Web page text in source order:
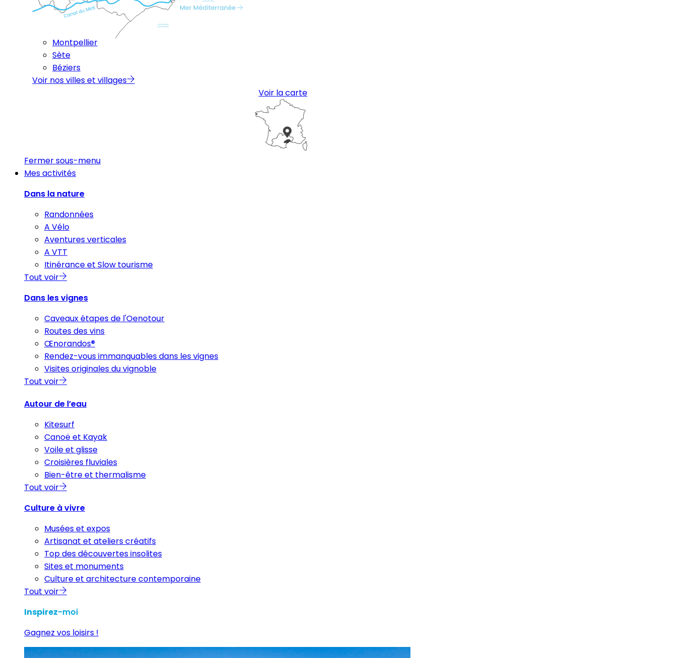
Montpellier
Sète
Béziers
Voir nos villes et villages
Voir la carte
Fermer sous-menu
Mes activités
Dans la nature
Randonnées
A Vélo
Aventures verticales
A VTT
Itinérance et Slow tourisme
Tout voir
Dans les vignes
Caveaux étapes de l'Oenotour
Routes des vins
Œnorandos®
Rendez-vous immanquables dans les vignes
Visites originales du vignoble
Tout voir
Autour de l’eau
Kitesurf
Canoë et Kayak
Voile et glisse
Croisières fluviales
Bien-être et thermalisme
Tout voir
Culture à vivre
Musées et expos
Artisanat et ateliers créatifs
Top des découvertes insolites
Sites et monuments
Culture et architecture contemporaine
Tout voir
Inspirez-moi
Gagnez vos loisirs !